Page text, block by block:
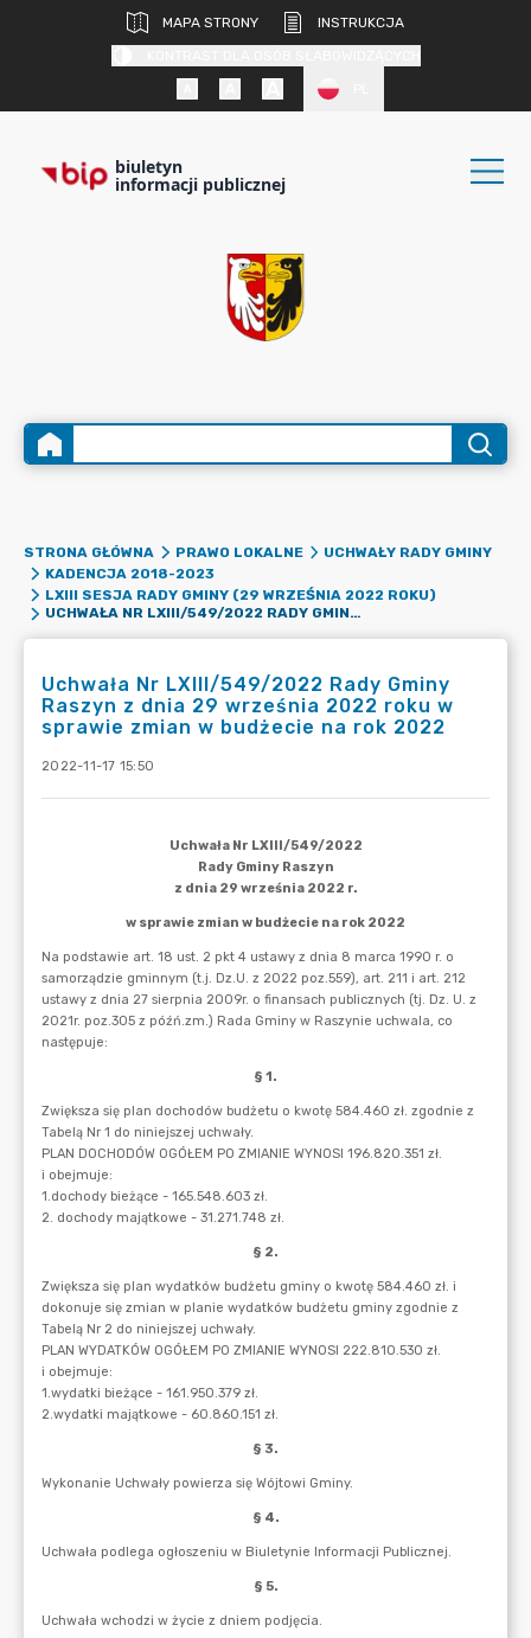
MAPA STRONY
INSTRUKCJA
biuletyn
informacji publicznej
STRONA GŁÓWNA PRAWO LOKALNE
UCHWAŁY RADY GMINY
KADENCJA 2018-2023
LXIII SESJA RADY GMINY (29 WRZEŚNIA 2022 ROKU)
UCHWAŁA NR LXIII/549/2022 RADY GMINY RASZYN Z DNIA 29 WRZEŚNIA 2022 ROKU W SPRAWIE ZMIAN W BUDŻECIE NA ROK 2022
Uchwała Nr LXIII/549/2022 Rady Gminy
Raszyn z dnia 29 września 2022 roku w
sprawie zmian w budżecie na rok 2022
2022-11-17 15:50